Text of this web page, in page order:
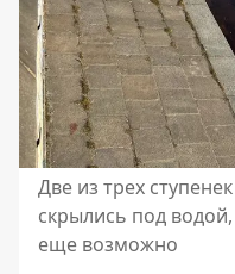
Две из трех
скрылись под
еще возможно